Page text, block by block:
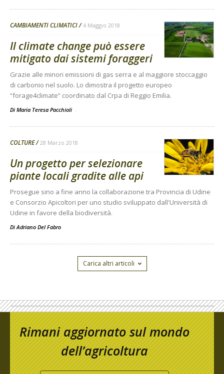
CAMBIAMENTI CLIMATICI 4 Maggio 2018
Il climate change può essere
mitigato dai sistemi foraggeri
Grazie alle minori emissioni di gas serra e al maggiore stoccaggio
di carbonio nel suolo. Lo dimostra il progetto europeo
“forage4climate” coordinato dal Crpa di Reggio Emilia.
Di Maria Teresa Pacchioli -
COLTURE 28 Marzo 2018
Un progetto per selezionare
piante locali gradite alle api
Prosegue sino a fine anno la collaborazione tra Provincia di Udine
e Consorzio Apicoltori per uno studio sviluppato dall'Università di
Udine in favore della biodiversità.
Di Adriano Del Fabro
Carica altri articoli
Rimani aggiornato sul mondo
dell’agricoltura